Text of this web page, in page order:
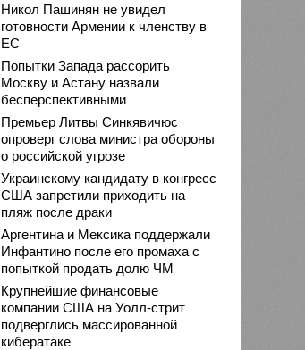
Никол Пашинян не увидел
готовности Армении к членству в
ЕС
Попытки Запада рассорить
Москву и Астану назвали
бесперспективными
Премьер Литвы Синкявичюс
опроверг слова министра обороны
о российской угрозе
Украинскому кандидату в конгресс
США запретили приходить на
пляж после драки
Аргентина и Мексика поддержали
Инфантино после его промаха с
попыткой продать долю ЧМ
Крупнейшие финансовые
компании США на Уолл-стрит
подверглись массированной
кибератаке